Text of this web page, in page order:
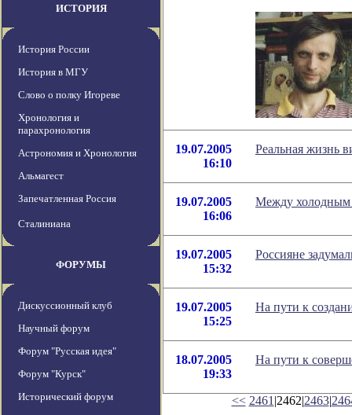
ИСТОРИЯ
История России
История в МГУ
Слово о полку Игореве
Хронология и
парахронология
Астрономия и Хронология
Альмагест
Запечатленная Россия
Сталиниана
ФОРУМЫ
Дискуссионный клуб
Научный форум
Форум "Русская идея"
Форум "Курск"
Исторический форум
19.07.2005
16:10
Реальная жизнь
19.07.2005
16:06
Между холодным
19.07.2005
15:32
Россияне
19.07.2005
15:25
На пути к
18.07.2005
19:33
На пути к
<< 2461 |2462|2463|